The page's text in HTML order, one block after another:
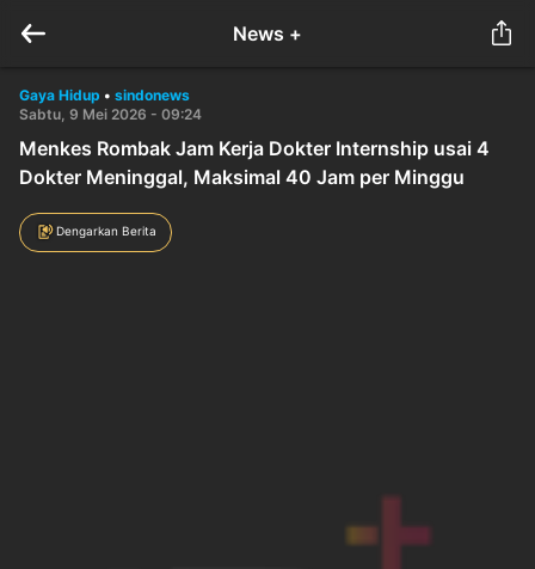
News +
Gaya Hidup • sindonews
Sabtu, 9 Mei 2026 - 09:24
Menkes Rombak Jam Kerja Dokter Internship usai 4
Dokter Meninggal, Maksimal 40 Jam per Minggu
Dengarkan Berita